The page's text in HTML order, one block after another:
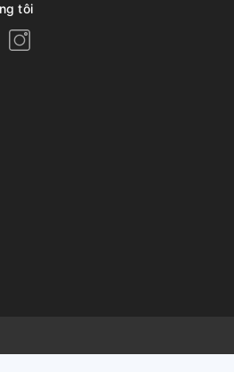
tôi